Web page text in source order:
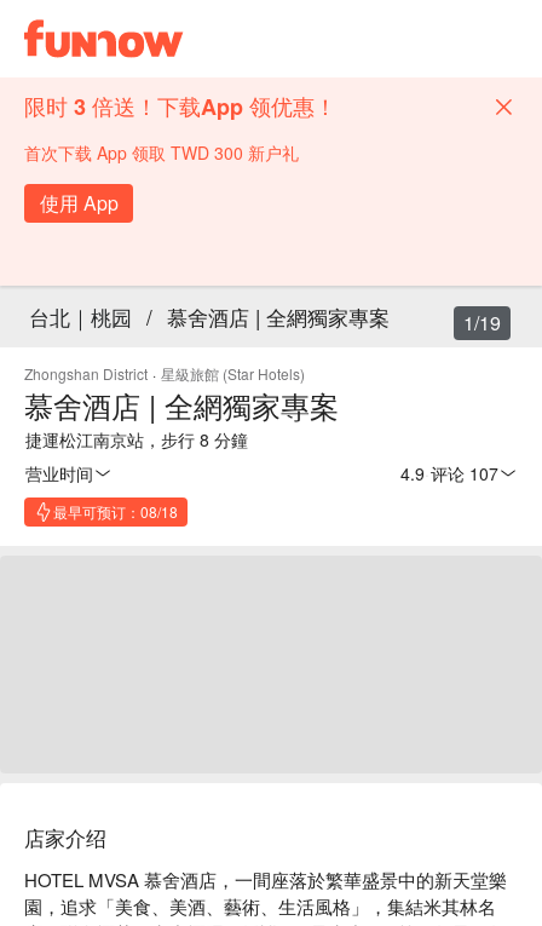
限时 3 倍送！下载App 领优惠！
首次下载 App 领取 TWD 300 新户礼
使用 App
台北｜桃园 / 慕舍酒店 | 全網獨家專案
Zhongshan District · 星級旅館 (Star Hotels)
慕舍酒店 | 全網獨家專案
捷運松江南京站，步行 8 分鐘
营业时间
4.9 评论 107
最早可预订：08/18
1/19
店家介绍
HOTEL MVSA 慕舍酒店，一間座落於繁華盛景中的新天堂樂
園，追求「美食、美酒、藝術、生活風格」，集結米其林名